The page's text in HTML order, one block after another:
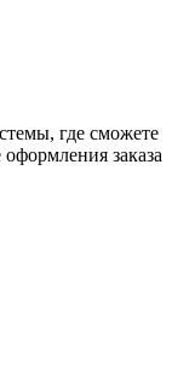
где сможете
заказа